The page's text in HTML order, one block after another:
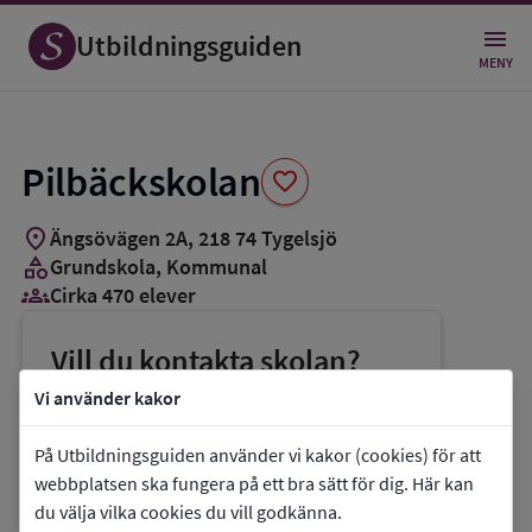
Vi använder kakor
På Utbildningsguiden använder vi kakor (cookies) för att
webbplatsen ska fungera på ett bra sätt för dig. Här kan
du välja vilka cookies du vill godkänna.
Utbildningsguiden MENY
Pilbäckskolan favorite
Spara
som
favorit
location_onÄngsövägen 2A, 218 74Tygelsjö
categoryGrundskola, Kommunal
groups_3Cirka 470 elever
Vill du kontakta skolan?
phoneTelefon:040-346912
E-post: annette.sundberg@malmo.se
link Webbplats:Pilbäckskolan